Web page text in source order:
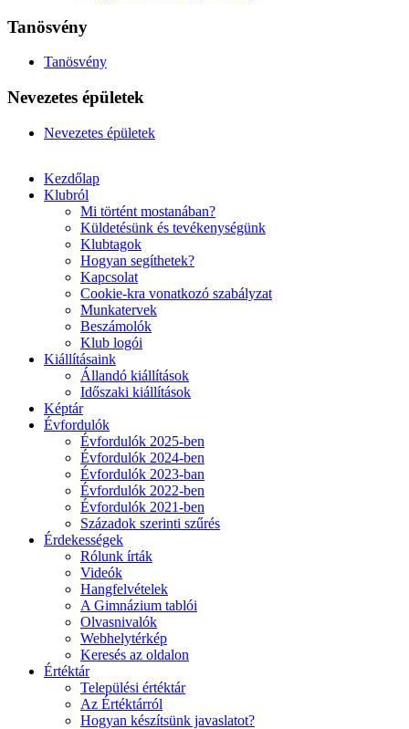
Tanösvény
Tanösvény
Nevezetes épületek
Nevezetes épületek
Kezdőlap
Klubról
Mi történt mostanában?
Küldetésünk és tevékenységünk
Klubtagok
Hogyan segíthetek?
Kapcsolat
Cookie-kra vonatkozó szabályzat
Munkatervek
Beszámolók
Klub logói
Kiállításaink
Állandó kiállítások
Időszaki kiállítások
Képtár
Évfordulók
Évfordulók 2025-ben
Évfordulók 2024-ben
Évfordulók 2023-ban
Évfordulók 2022-ben
Évfordulók 2021-ben
Századok szerinti szűrés
Érdekességek
Rólunk írták
Videók
Hangfelvételek
A Gimnázium tablói
Olvasnivalók
Webhelytérkép
Keresés az oldalon
Értéktár
Települési értéktár
Az Értéktárról
Hogyan készítsünk javaslatot?